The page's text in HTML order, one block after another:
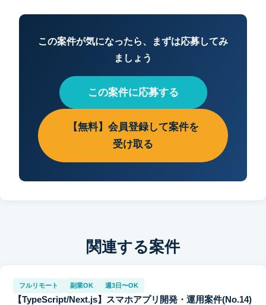
この案件が気になったら、まずは応募してみ
ましょう
この案件に応募する
【無料】会員登録して案件を
受け取る
関連する案件
フルリモート 副業OK 週3日〜OK
【TypeScript/Next.js】スマホアプリ開発・運用案件(No.14)